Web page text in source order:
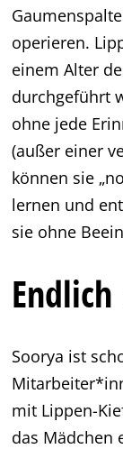
operieren.
einem Alter
durchgeführt
ohne jede
(außer einer
können sie
lernen und
sie ohne
Soorya ist
mit Lippen-
das Mädchen